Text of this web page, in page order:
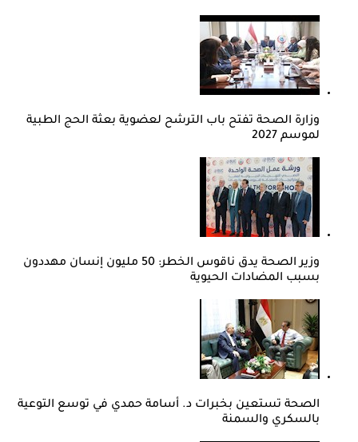
وزارة الصحة تفتح باب الترشح لعضوية بعثة الحج الطبية
لموسم 2027
وزير الصحة يدق ناقوس الخطر: 50 مليون إنسان مهددون
بسبب المضادات الحيوية
الصحة تستعين بخبرات د. أسامة حمدي في توسع التوعية
بالسكري والسمنة